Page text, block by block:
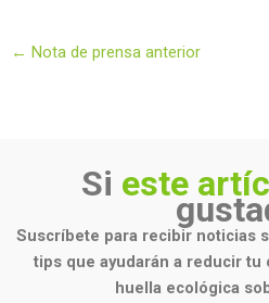
← Nota de prensa anterior
Si este
Suscríbete para recibir noticias
tips que ayudarán a reducir tu
huella ecológica